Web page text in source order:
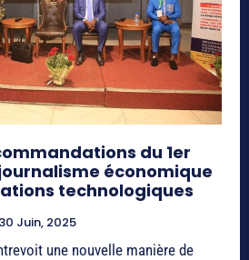
du 1er
économique
technologiques
30 Juin, 2025
une nouvelle manière de